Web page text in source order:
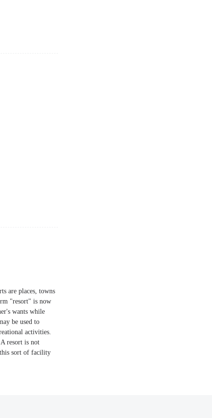
are places, towns
"resort" is now
wants while
be used to
activities.
resort is not
this sort of facility